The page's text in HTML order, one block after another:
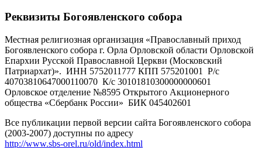
Реквизиты Богоявленского собора
Местная религиозная организация «Православный приход
Богоявленского собора г. Орла Орловской области Орловской
Епархии Русской Православной Церкви (Московский
Патриархат)». ИНН 5752011777 КПП 575201001 Р/с
40703810647000110070 К/с 30101810300000000601
Орловское отделение №8595 Открытого Акционерного
общества «Сбербанк России» БИК 045402601
Все публикации первой версии сайта Богоявленского собора
(2003-2007) доступны по адресу
http://www.sbs-orel.ru/old/index.html